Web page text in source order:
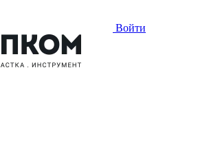
Войти